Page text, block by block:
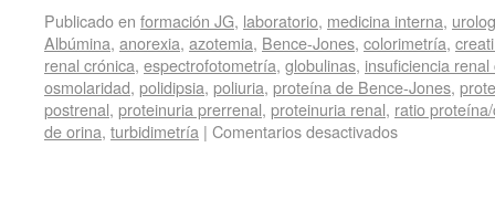
Publicado en formación JG, laboratorio, medicina interna,
Albúmina, anorexia, azotemia, Bence-Jones, colorimetría,
renal crónica, espectrofotometría, globulinas, insuficiencia renal
osmolaridad, polidipsia, poliuria, proteína de Bence-Jones,
postrenal, proteinuria prerrenal, proteinuria renal, ratio
de orina, turbidimetría | Comentarios desactivados